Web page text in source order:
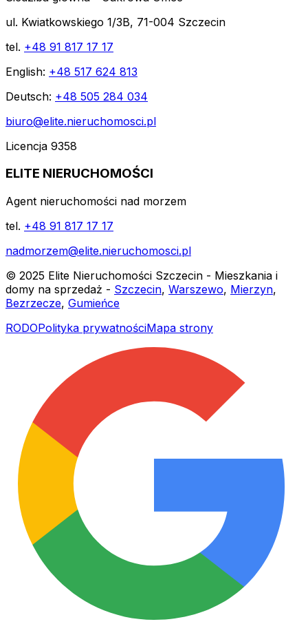
ul. Kwiatkowskiego 1/3B, 71-004 Szczecin
tel. +48 91 817 17 17
English: +48 517 624 813
Deutsch: +48 505 284 034
biuro@elite.nieruchomosci.pl
Licencja 9358
ELITE NIERUCHOMOŚCI
Agent nieruchomości nad morzem
tel. +48 91 817 17 17
nadmorzem@elite.nieruchomosci.pl
© 2025 Elite Nieruchomości Szczecin - Mieszkania i
domy na sprzedaż - Szczecin, Warszewo, Mierzyn,
Bezrzecze, Gumieńce
RODOPolityka prywatnościMapa strony